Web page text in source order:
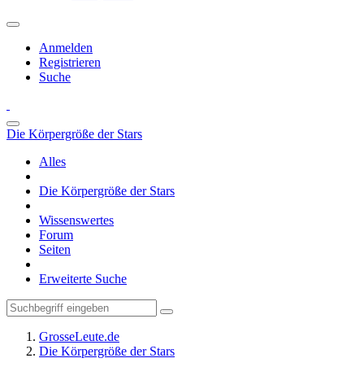
Anmelden
Registrieren
Suche
Die Körpergröße der Stars
Alles
Die Körpergröße der Stars
Wissenswertes
Forum
Seiten
Erweiterte Suche
GrosseLeute.de
Die Körpergröße der Stars